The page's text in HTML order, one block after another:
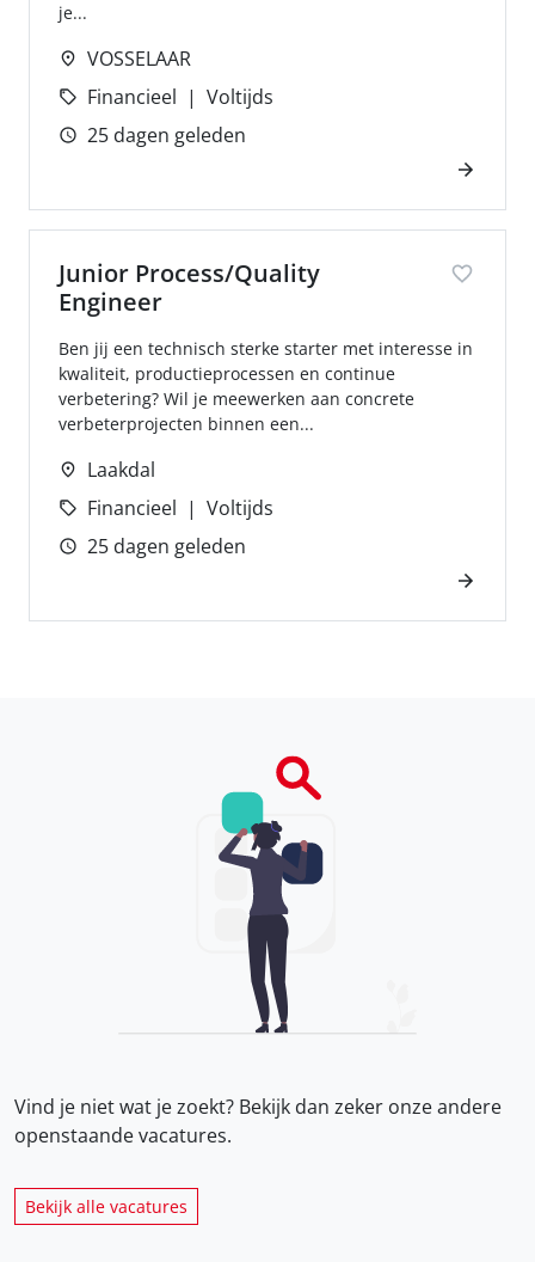
je...
VOSSELAAR
Financieel
Voltijds
25 dagen geleden
Junior Process/Quality
Engineer
Ben jij een technisch sterke starter met interesse in
kwaliteit, productieprocessen en continue
verbetering? Wil je meewerken aan concrete
verbeterprojecten binnen een...
Laakdal
Financieel
Voltijds
25 dagen geleden
Vind je niet wat je zoekt? Bekijk dan zeker onzeandere
openstaande vacatures.
Bekijk alle vacatures